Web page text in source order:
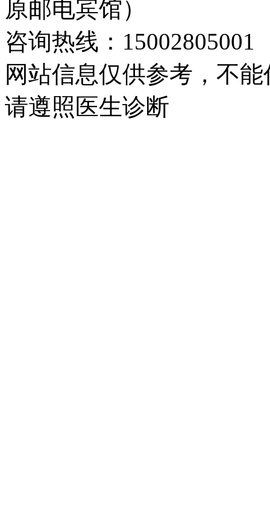
原邮电宾馆）
咨询热线：15002805001
网站信息仅供参考，不
请遵照医生诊断